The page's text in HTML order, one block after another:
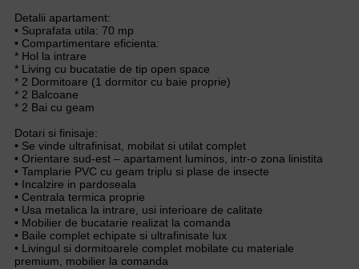
Detalii apartament:
• Suprafata utila: 70 mp
• Compartimentare eficienta:
* Hol la intrare
* Living cu bucatatie de tip open space
* 2 Dormitoare (1 dormitor cu baie proprie)
* 2 Balcoane
* 2 Bai cu geam
Dotari si finisaje:
• Se vinde ultrafinisat, mobilat si utilat complet
• Orientare sud-est – apartament luminos, intr-o zona linistita
• Tamplarie PVC cu geam triplu si plase de insecte
• Incalzire in pardoseala
• Centrala termica proprie
• Usa metalica la intrare, usi interioare de calitate
• Mobilier de bucatarie realizat la comanda
• Baile complet echipate si ultrafinisate lux
• Livingul si dormitoarele complet mobilate cu materiale
premium, mobilier la comanda